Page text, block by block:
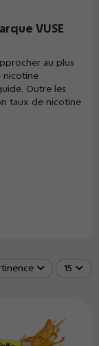
VUSE
au plus
nicotine
Outre les
taux de nicotine
15